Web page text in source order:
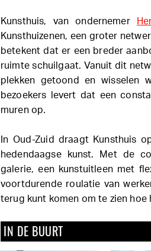
Kunsthuis, van ondernemer
Kunsthuizenen, een groter
betekent dat er een breder
ruimte schuilgaat. Vanuit dit
plekken getoond en wisselen
bezoekers levert dat een
muren op.
In Oud-Zuid draagt Kunsthuis
hedendaagse kunst. Met de
galerie, een kunstuitleen met
voortdurende roulatie van
terug kunt komen om te zien
IN DE BUURT